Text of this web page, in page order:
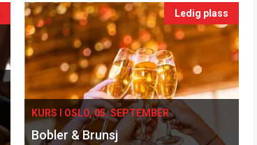
Ledig plass
KURS I OSLO, 05. SEPTEMBER
Bobler & Brunsj